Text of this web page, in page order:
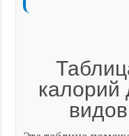
калорий